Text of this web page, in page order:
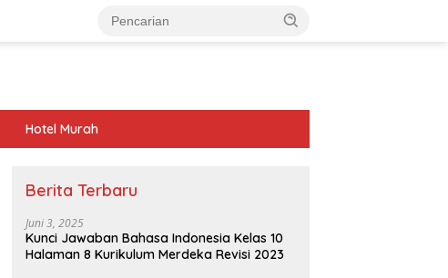
Hotel Murah
Berita Terbaru
Juni 3, 2025
Kunci Jawaban Bahasa Indonesia Kelas 10
Halaman 8 Kurikulum Merdeka Revisi 2023